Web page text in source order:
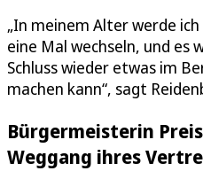
„In meinem Alter werde
eine Mal wechseln, und es
Schluss wieder etwas im
machen kann“, sagt
Bürgermeisterin
Weggang ihres